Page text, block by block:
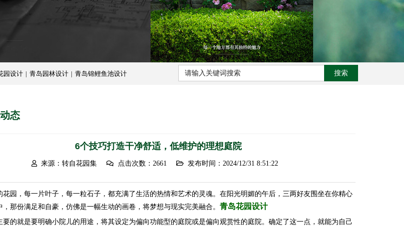
园设计 | 青岛园林设计 | 青岛锦鲤鱼池设计
态
6个技巧打造干净舒适，低维护的理想庭院
来源：转自花园集 点击次数：2661 发布时间：2024/12/31 8:51:22
花园，每一片叶子，每一粒石子，都充满了生活的热情和艺术的灵魂。 在阳光明媚的午后，三两好友围坐在你精心
，那份满足和自豪，仿佛是一幅生动的画卷，将梦想与现实完美融合。 青岛花园设计
要的就是要明确小院儿的用途，将其设定为偏向功能型的庭院或是偏向观赏性的庭院。确定了这一点，就能为自己